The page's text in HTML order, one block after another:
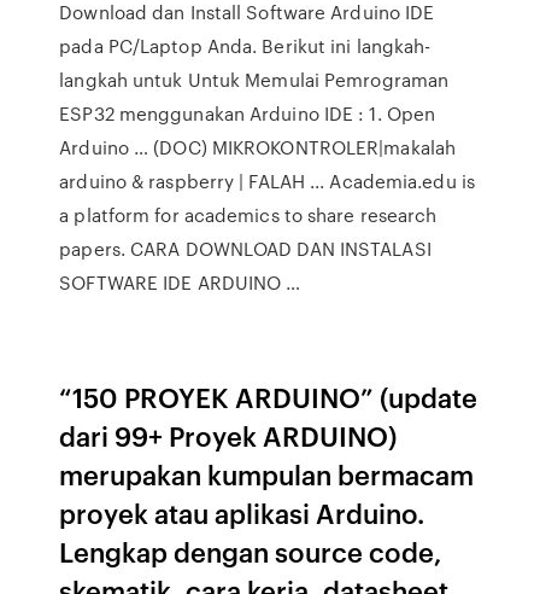
Download dan Install Software Arduino IDE
pada PC/Laptop Anda. Berikut ini langkah-
langkah untuk Untuk Memulai Pemrograman
ESP32 menggunakan Arduino IDE : 1. Open
Arduino … (DOC) MIKROKONTROLER|makalah
arduino & raspberry | FALAH ... Academia.edu is
a platform for academics to share research
papers. CARA DOWNLOAD DAN INSTALASI
SOFTWARE IDE ARDUINO …
“150 PROYEK ARDUINO” (update
dari 99+ Proyek ARDUINO)
merupakan kumpulan bermacam
proyek atau aplikasi Arduino.
Lengkap dengan source code,